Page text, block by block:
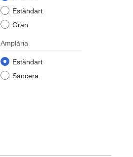
Estàndart
Gran
Amplària
Estàndart
Sancera